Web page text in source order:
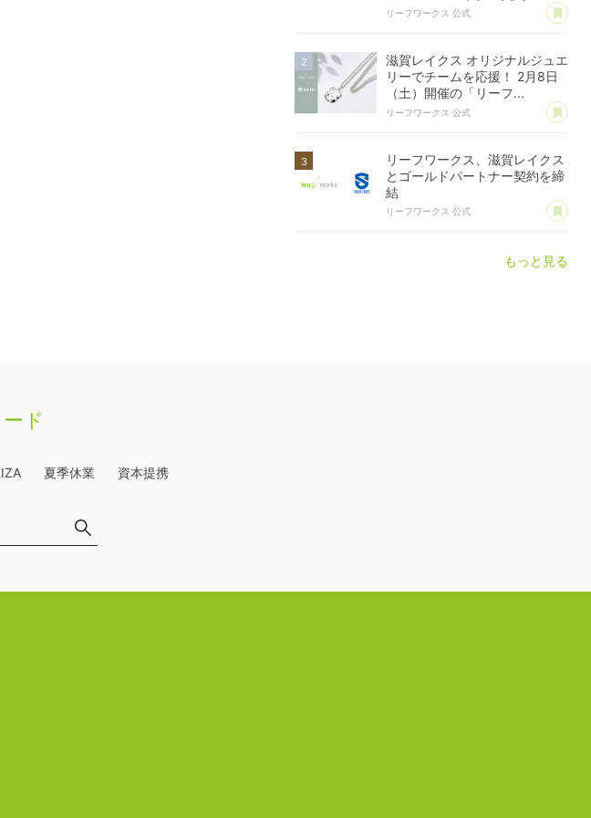
リーフワークス 公式 あ
滋賀レイクス オリジナルジュエ
リーでチームを応援！ 2月8日
（土）開催の「リーフ...
リーフワークス 公式 あ
リーフワークス、滋賀レイクス
とゴールドパートナー契約を締
結
リーフワークス 公式 あ
もっと見る
ド
夏季休業 資本提携